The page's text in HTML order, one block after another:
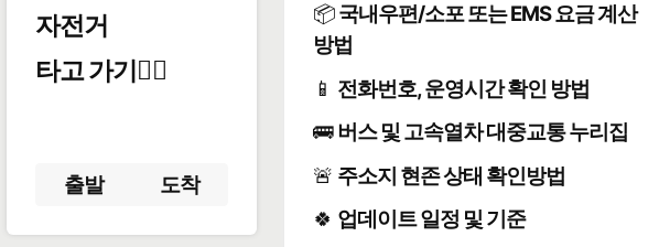
자전거
타고 가기🚴‍♀️
출발 도착
📦국내우편/소포 또는 EMS 요금 계산
방법
📱 전화번호, 운영시간 확인 방법
🚌버스 및 고속열차 대중교통 누리집
🚨 주소지 현존 상태 확인방법
🍀 업데이트 일정 및 기준